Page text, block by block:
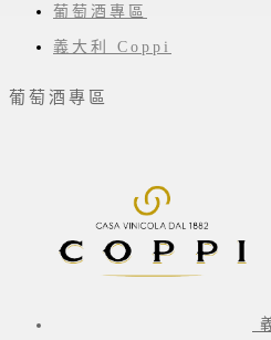
葡萄酒專區
義大利 Coppi
葡萄酒專區